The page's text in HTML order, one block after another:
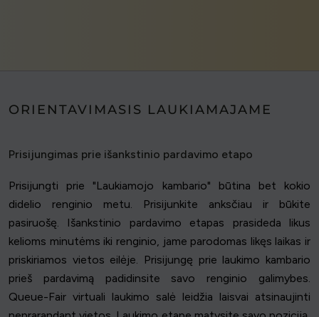
ORIENTAVIMASIS LAUKIAMAJAME
Prisijungimas prie išankstinio pardavimo etapo
Prisijungti prie "Laukiamojo kambario" būtina bet kokio
didelio renginio metu. Prisijunkite anksčiau ir būkite
pasiruošę. Išankstinio pardavimo etapas prasideda likus
kelioms minutėms iki renginio, jame parodomas likęs laikas ir
priskiriamos vietos eilėje. Prisijungę prie laukimo kambario
prieš pardavimą padidinsite savo renginio galimybes.
Queue-Fair virtuali laukimo salė leidžia laisvai atsinaujinti